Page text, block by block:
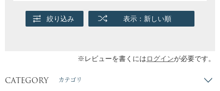
絞り込み 表示：新しい順
※レビューを書くにはログインが必要です。
CATEGORY カテゴリ